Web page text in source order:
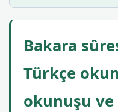
Bakara
Türkçe
okunuşu ve